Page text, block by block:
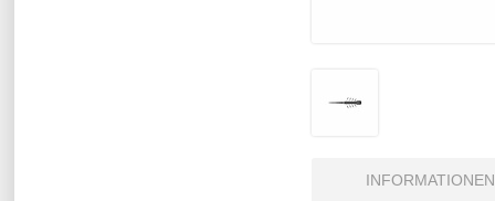
INFORMATIONEN